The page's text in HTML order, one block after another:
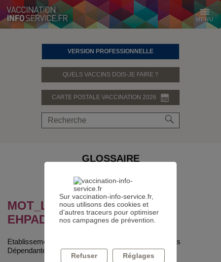
MENU
VERSION PROFESSIONNELLE
QUELS VACCINS DOIS-JE FAIRE ?
CARTE POSTALE VACCINATION 2026
GLOSSAIRE
PARTAGER SUR
MOT_LEXIQUE.DEFINITION :
EHPAD
Etablissement d'Hébergement pour Personnes Âgées
Dépendantes : maison de retraite médicalisée.
Sur vaccination-info-service.fr,
nous utilisons des cookies et
d’autres traceurs pour optimiser
nos campagnes de prévention.
Refuser Réglages